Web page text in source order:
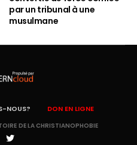
par un tribunal à une
musulmane
NOUS? DON EN LIGNE
DE LA CHRISTIANOPHOBIE